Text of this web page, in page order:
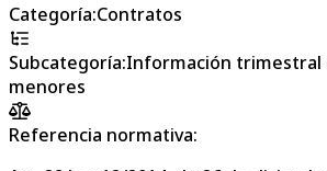
Categoría:Contratos
Subcategoría:Información trimestral
menores
Referencia normativa: